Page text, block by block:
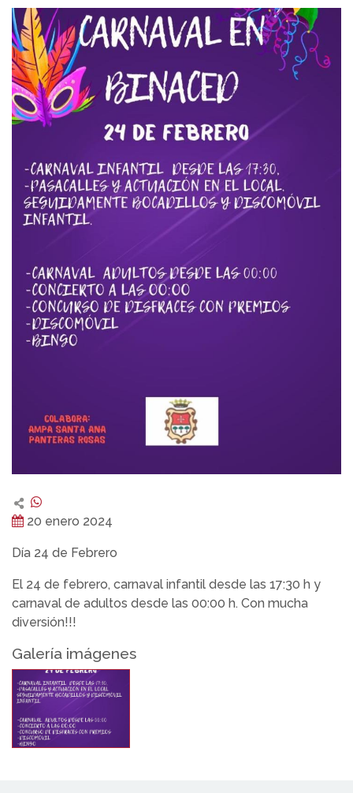
20 enero 2024
Día 24 de Febrero
El 24 de febrero, carnaval infantil desde las 17:30 h y
carnaval de adultos desde las 00:00 h. Con mucha
diversión!!!
Galería imágenes